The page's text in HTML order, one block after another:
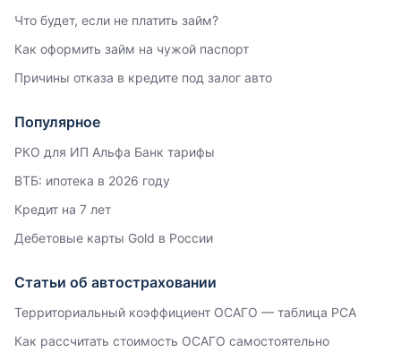
Что будет, если не платить займ?
Как оформить займ на чужой паспорт
Причины отказа в кредите под залог авто
Популярное
РКО для ИП Альфа Банк тарифы
ВТБ: ипотека в 2026 году
Кредит на 7 лет
Дебетовые карты Gold в России
Статьи об автостраховании
Территориальный коэффициент ОСАГО — таблица РСА
Как рассчитать стоимость ОСАГО самостоятельно